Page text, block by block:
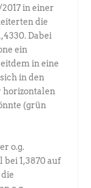
in einer
die
Dabei
ein
in eine
in den
horizontalen
(grün
o.g.
1,3870 auf